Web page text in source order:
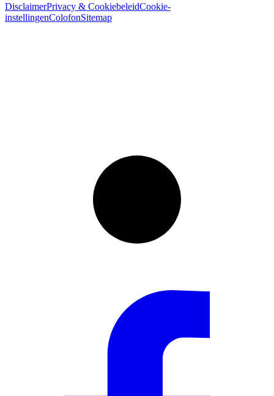
DisclaimerPrivacy & CookiebeleidCookie-
instellingenColofonSitemap